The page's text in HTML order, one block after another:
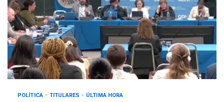
POLÍTICA TITULARES ÚLTIMA HORA